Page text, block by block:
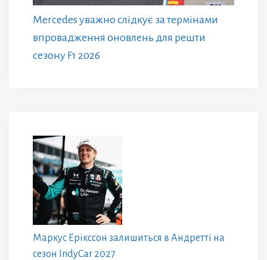
Mercedes уважно слідкує за термінами
впровадження оновлень для решти
сезону F1 2026
Маркус Ерікссон залишиться в Андретті на
сезон IndyCar 2027